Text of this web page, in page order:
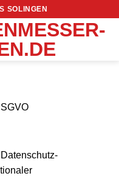
SOLINGEN